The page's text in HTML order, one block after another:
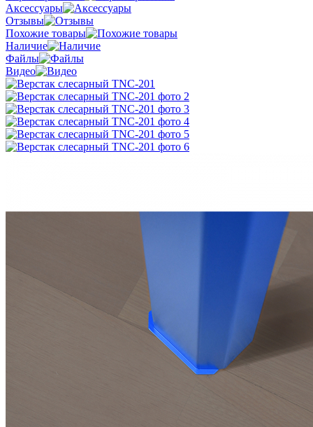
Аксессуары
Отзывы
Похожие товары
Наличие
Файлы
Видео